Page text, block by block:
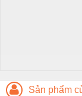
Sản phẩm